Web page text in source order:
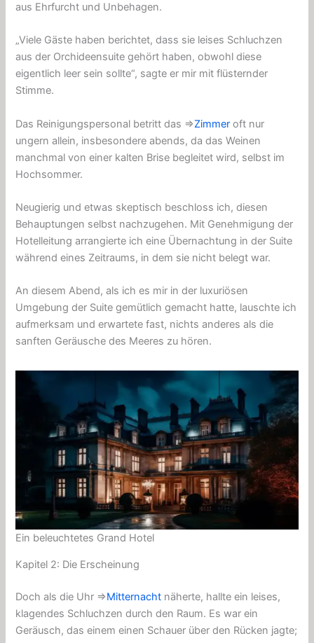
aus Ehrfurcht und Unbehagen.
„Viele Gäste haben berichtet, dass sie leises Schluchzen
aus der Orchideensuite gehört haben, obwohl diese
eigentlich leer sein sollte“, sagte er mir mit flüsternder
Stimme.
Das Reinigungspersonal betritt das ⇒Zimmer oft nur
ungern allein, insbesondere abends, da das Weinen
manchmal von einer kalten Brise begleitet wird, selbst im
Hochsommer.
Neugierig und etwas skeptisch beschloss ich, diesen
Behauptungen selbst nachzugehen. Mit Genehmigung der
Hotelleitung arrangierte ich eine Übernachtung in der Suite
während eines Zeitraums, in dem sie nicht belegt war.
An diesem Abend, als ich es mir in der luxuriösen
Umgebung der Suite gemütlich gemacht hatte, lauschte ich
aufmerksam und erwartete fast, nichts anderes als die
sanften Geräusche des Meeres zu hören.
Ein beleuchtetes Grand Hotel
Kapitel 2: Die Erscheinung
Doch als die Uhr ⇒Mitternacht näherte, hallte ein leises,
klagendes Schluchzen durch den Raum. Es war ein
Geräusch, das einem einen Schauer über den Rücken jagte;